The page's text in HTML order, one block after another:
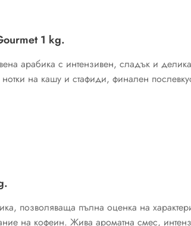
1 kg.
арабика с интензивен, сладък и
на кашу и стафиди, финален
позволяваща пълна оценка на
на кофеин. Жива ароматна смес,